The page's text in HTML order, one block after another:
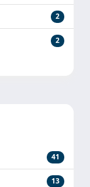
2
2
41
13